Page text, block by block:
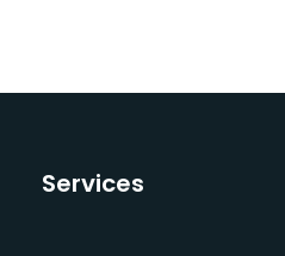
Services